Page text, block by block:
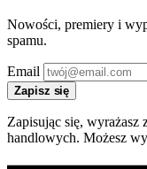
Nowości, premiery i
spamu.
Email
Zapisz się
Zapisując się,
handlowych. Możesz